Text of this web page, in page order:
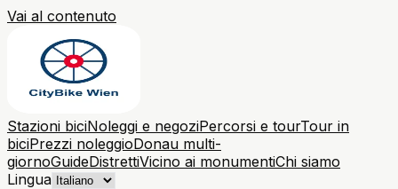
Vai al contenuto
Stazioni biciNoleggi e negoziPercorsi e tourTour in
biciPrezzi noleggioDonau multi-
giornoGuideDistrettiVicino ai monumentiChi siamo
Lingua